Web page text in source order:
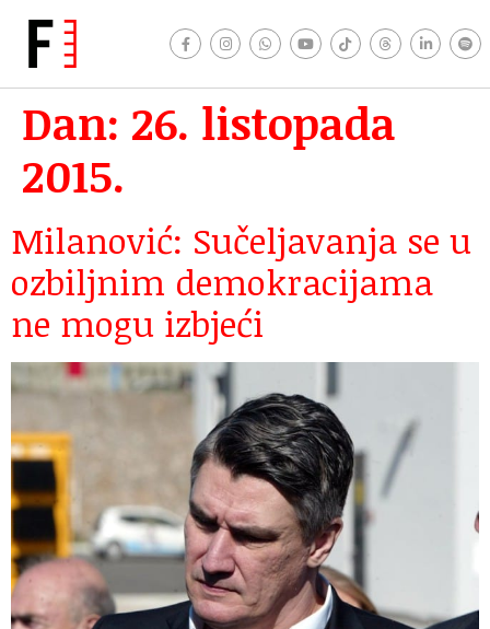
Dan: 26. listopada
2015.
Milanović: Sučeljavanja se u
ozbiljnim demokracijama
ne mogu izbjeći